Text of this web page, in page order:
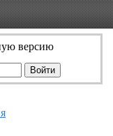
версию